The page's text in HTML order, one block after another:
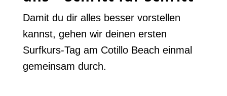
Damit du dir alles besser vorstellen
kannst, gehen wir deinen ersten
Surfkurs-Tag am Cotillo Beach einmal
gemeinsam durch.